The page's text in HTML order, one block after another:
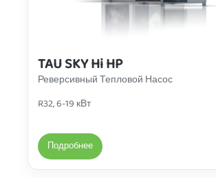
TAU SKY Hi HP
Реверсивный Тепловой Насос
R32, 6-19 кВт
Подробнее